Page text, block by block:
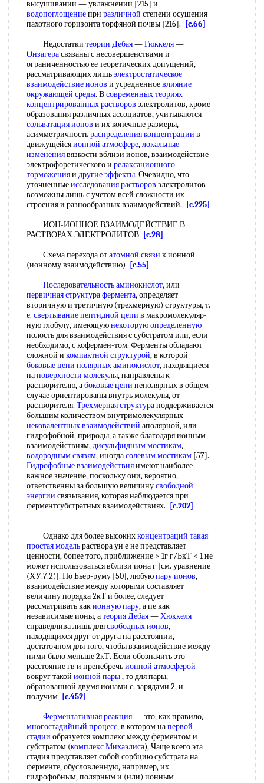
высушивании — увлажнении [215] и
водопоглощениепри различной степени осушения
пахотного горизонта торфяной почвы [216].
[c.66]
Недостатки теории Дебая—Гюккеля—
Онзагерасвязаны с несовершенствами и
ограниченностью ее теоретических допущений,
рассматривающих лишьэлектростатическое
взаимодействие ионов и усредненноевлияние
окружающей среды. Всовременных теориях
концентрированных растворов электролитов, кроме
образования различных ассоциатов, учитываются
сольватация ионов и их конечные размеры,
асимметричностьраспределения концентрации в
движущейсяионной атмосфере,локальные
изменениявязкости вблизи ионов, взаимодействие
электрофоретического и релаксационного
торможенияи другие эффекты. Очевидно, что
уточненныеисследования растворов электролитов
возможны лишь с учетом всей сложности их
строения и разнообразных взаимодействий.
[c.225]
ИОН-ИОННОЕ ВЗАИМОДЕЙСТВИЕ В
РАСТВОРАХ ЭЛЕКТРОЛИТОВ [c.28]
Схема перехода отатомной связи к ионной
(ионному взаимодействию)
[c.55]
Последовательность аминокислот, или
первичная структура фермента, определяет
вторичную и третичную (трехмерную) структуры, т.
е. свертываниепептидной цепи в макромолекуляр-
ную глобулу, имеющуюнекоторую определенную
полость для взаимодействия с субстратом или, если
необходимо, с кофермен-том. Ферменты обладают
сложной и компактной структурой, в которой
боковые цепи полярных аминокислот, находящиеся
наповерхности молекулы, направлены к
растворителю, абоковые цепи неполярных в общем
случае ориентированы внутрь молекулы, от
растворителя. Трехмерная структураподдерживается
большим количеством внутримолекулярных
нековалентных взаимодействий аполярной, или
гидрофобной, природы, а также благодаря ионным
взаимодействиям,дисульфидным мостикам,
водородным связям, иногдасолевым мостикам [57].
Гидрофобные взаимодействияимеют наиболее
важное значение, поскольку они, вероятно,
ответственны за большую величинусвободной
энергии связывания, которая наблюдается при
ферментсубстратных взаимодействиях.
[c.202]
Однако для более высокихконцентраций такая
простая модельраствора ун е не представляет
ценности, бопее того, приближение > 1г г/ЬкТ < 1 не
может использоваться вблизи иона г [см. уравнение
(ХУ.7.2)]. По Бьер-руму [50], любуюпару ионов,
взаимодействие между которыми составляет
величину порядка 2кТ и более, следует
рассматривать какионную пару, а пе как
независимые ионы, атеория Дебая—Хюккеля
справедлива лишь длясвободных ионов,
находящихся друг от друга на расстоянии,
достаточном для того, чтобы взаимодействие между
ними было меньше 2кТ. Если обозначить это
расстояние гв и пренебречьионной атмосферой
вокруг такой ионной пары, то для пары,
образованной двумя ионами с. зарядами 2, и
получим [c.452]
Ферментативная реакция— это, как правило,
многостадийный процесс, в котором напервой
стадии образуется комплекс между ферментом и
субстратом (комплекс Михаэлиса), Чаще всего эта
стадия представляет собой сорбцию субстрата на
ферменте, обусловленную, например, их
гидрофобным, полярным и (или) ионным